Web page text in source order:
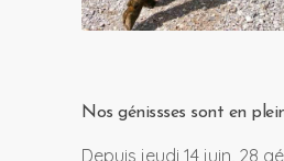
Nos génissses sont en
Depuis jeudi 14 juin, 28